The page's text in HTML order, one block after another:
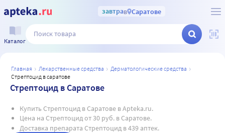
завтрав Саратове
Каталог
главная лекарственные средства
дерматологические средства
стрептоцид в саратове
Стрептоцид в Саратове
Купить Стрептоцид в Саратове в Apteka.ru.
Цена на Стрептоцид от 30 руб. в Саратове.
Доставка препарата Стрептоцид в 439 аптек.